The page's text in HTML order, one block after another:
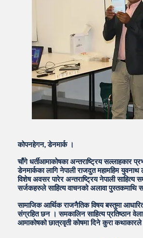
कोपनहेगन, डेनमार्क ।
चाँगे धर्तीआमाकोषका अन्तराष्ट्रिय सल्लाहकार
डेनमार्कका लागि नेपाली राजदुत महामहिम
विशेष अवसर पारेर अन्तराष्ट्रिय नेपाली
सर्जकहरुले साहित्य वाचनको अलावा पुस्तकमाथि
सामाजिक आर्थिक राजनैतिक विषय बस्तुमा
संग्रहित छन । समकालिन साहित्य प्रतिष्ठान
आमाकोषको छात्रवृती कोषमा दिने कुरा